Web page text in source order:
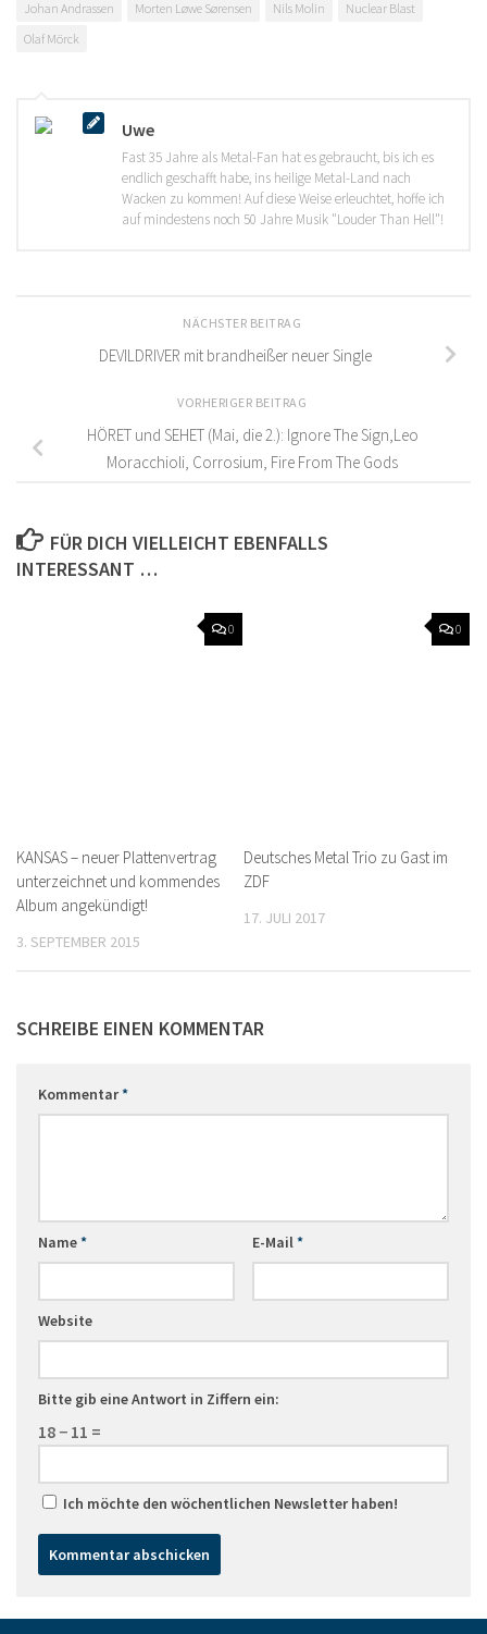
Johan Andrassen Morten Løwe Sørensen Nils Molin
Nuclear Blast
Olaf Mörck
Uwe
Fast 35 Jahre als Metal-Fan hat es gebraucht, bis ich es
endlich geschafft habe, ins heilige Metal-Land nach
Wacken zu kommen! Auf diese Weise erleuchtet, hoffe ich
auf mindestens noch 50 Jahre Musik "Louder Than Hell"!
NÄCHSTER BEITRAG
DEVILDRIVER mit brandheißer neuer Single
VORHERIGER BEITRAG
HÖRET und SEHET (Mai, die 2.): Ignore The Sign,Leo
Moracchioli, Corrosium, Fire From The Gods
FÜR DICH VIELLEICHT EBENFALLS
INTERESSANT …
0
KANSAS – neuer Plattenvertrag
unterzeichnet und kommendes
Album angekündigt!
3. SEPTEMBER 2015
0
Deutsches Metal Trio zu Gast im
ZDF
17. JULI 2017
SCHREIBE EINEN KOMMENTAR
Kommentar*
Name* E-Mail*
Website
Bitte gib eine Antwort in Ziffern ein:
18 − 11 =
Ich möchte den wöchentlichen Newsletter haben!